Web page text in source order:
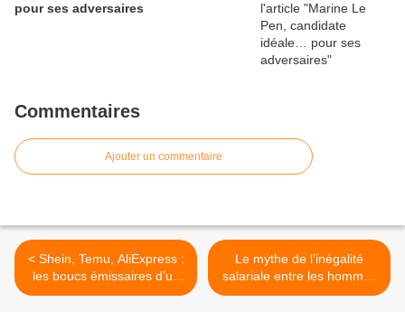
pour ses adversaires
Commentaires
Ajouter un commentaire
< Shein, Temu, AliExpress :
les boucs émissaires d’un
État qui a tout vendu
Le mythe de l’inégalité
salariale entre les hommes
et les femmes >